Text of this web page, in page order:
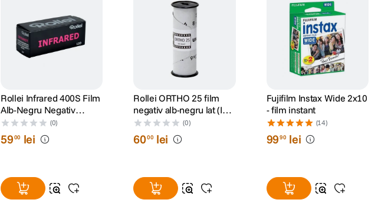
Rollei Infrared 400S Film
Alb-Negru Negativ
Format 120 (0)
5900 lei
Rollei ORTHO 25 film
negativ alb-negru lat (ISO
25, 120)
(0)
6000 lei
Fujifilm Instax Wide 2x10
- film instant
(14)
9990 lei